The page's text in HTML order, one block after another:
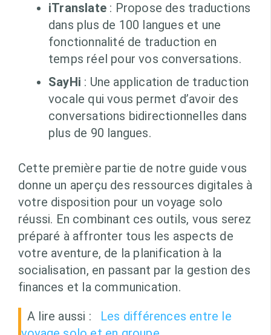
iTranslate : Propose des traductions
dans plus de 100 langues et une
fonctionnalité de traduction en
temps réel pour vos conversations.
SayHi : Une application de traduction
vocale qui vous permet d’avoir des
conversations bidirectionnelles dans
plus de 90 langues.
Cette première partie de notre guide vous
donne un aperçu des ressources digitales à
votre disposition pour un voyage solo
réussi. En combinant ces outils, vous serez
préparé à affronter tous les aspects de
votre aventure, de la planification à la
socialisation, en passant par la gestion des
finances et la communication.
A lire aussi :
Les différences entre le